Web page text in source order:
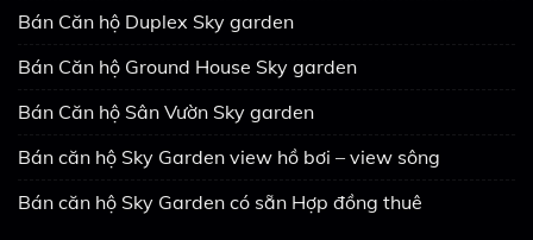
Bán Căn hộ Duplex Sky garden
Bán Căn hộ Ground House Sky garden
Bán Căn hộ Sân Vườn Sky garden
Bán căn hộ Sky Garden view hồ bơi – view sông
Bán căn hộ Sky Garden có sẵn Hợp đồng thuê